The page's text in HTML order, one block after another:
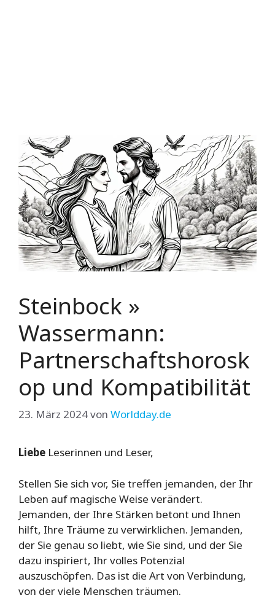
Steinbock »
Wassermann:
Partnerschaftshorosk
op und Kompatibilität
23. März 2024von Worldday.de
Liebe Leserinnen und Leser,
Stellen Sie sich vor, Sie treffen jemanden, der Ihr
Leben auf magische Weise verändert.
Jemanden, der Ihre Stärken betont und Ihnen
hilft, Ihre Träume zu verwirklichen. Jemanden,
der Sie genau so liebt, wie Sie sind, und der Sie
dazu inspiriert, Ihr volles Potenzial
auszuschöpfen. Das ist die Art von Verbindung,
von der viele Menschen träumen.